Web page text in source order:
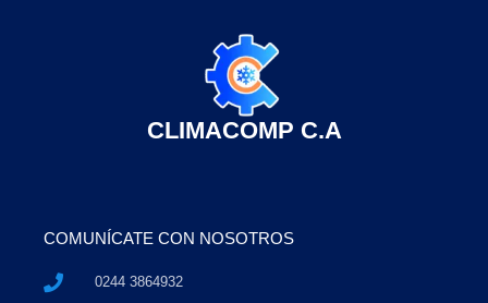
CLIMACOMP C.A
COMUNÍCATE CON NOSOTROS
0244 3864932